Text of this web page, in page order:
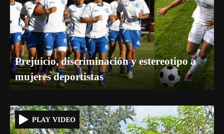
Prejuicio, discriminación y estereotipo a
mujeres deportistas